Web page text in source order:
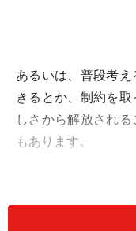
あるいは、普段考
きるとか、制約を
しさから解放され
もあります。